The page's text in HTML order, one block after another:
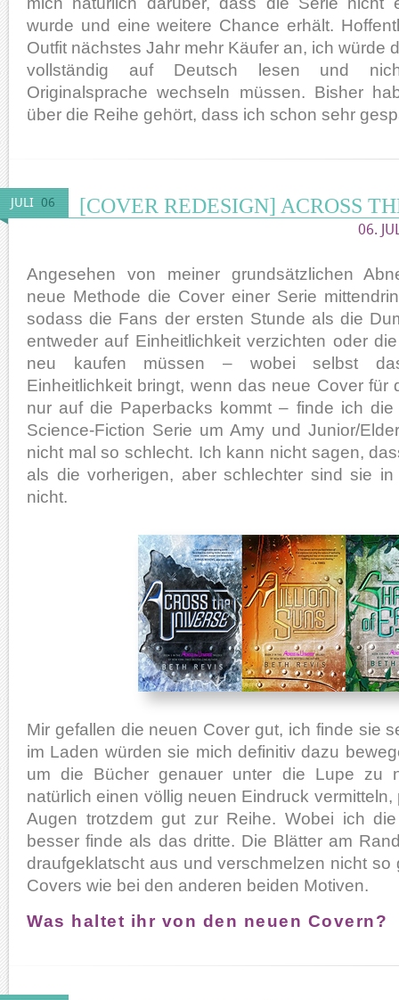
wurde und eine weitere Chance erhält.
Outfit nächstes Jahr mehr Käufer an, ich würde
vollständig auf Deutsch lesen und
Originalsprache wechseln müssen. Bisher
über die Reihe gehört, dass ich schon sehr
JULI 06 [COVER REDESIGN] ACROSS
06.
Angesehen von meiner grundsätzlichen
neue Methode die Cover einer Serie
sodass die Fans der ersten Stunde als die
entweder auf Einheitlichkeit verzichten oder
neu kaufen müssen – wobei selbst
Einheitlichkeit bringt, wenn das neue Cover für
nur auf die Paperbacks kommt – finde ich
Science-Fiction Serie um Amy und Junior/
nicht mal so schlecht. Ich kann nicht sagen,
als die vorherigen, aber schlechter sind sie
nicht.
Mir gefallen die neuen Cover gut, ich finde sie
im Laden würden sie mich definitiv dazu
um die Bücher genauer unter die Lupe zu
natürlich einen völlig neuen Eindruck
Augen trotzdem gut zur Reihe. Wobei ich
besser finde als das dritte. Die Blätter am
draufgeklatscht aus und verschmelzen nicht so
Covers wie bei den anderen beiden Motiven.
Was haltet ihr von den neuen Covern?